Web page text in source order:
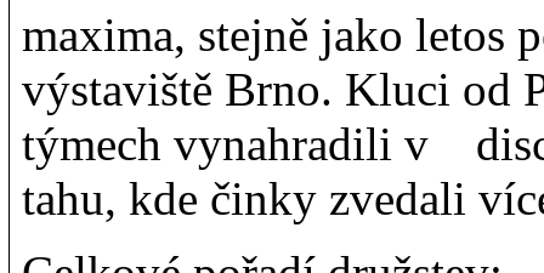
maxima, stejně jako letos
výstaviště Brno. Kluci
týmech vynahradili v
tahu, kde činky zvedali